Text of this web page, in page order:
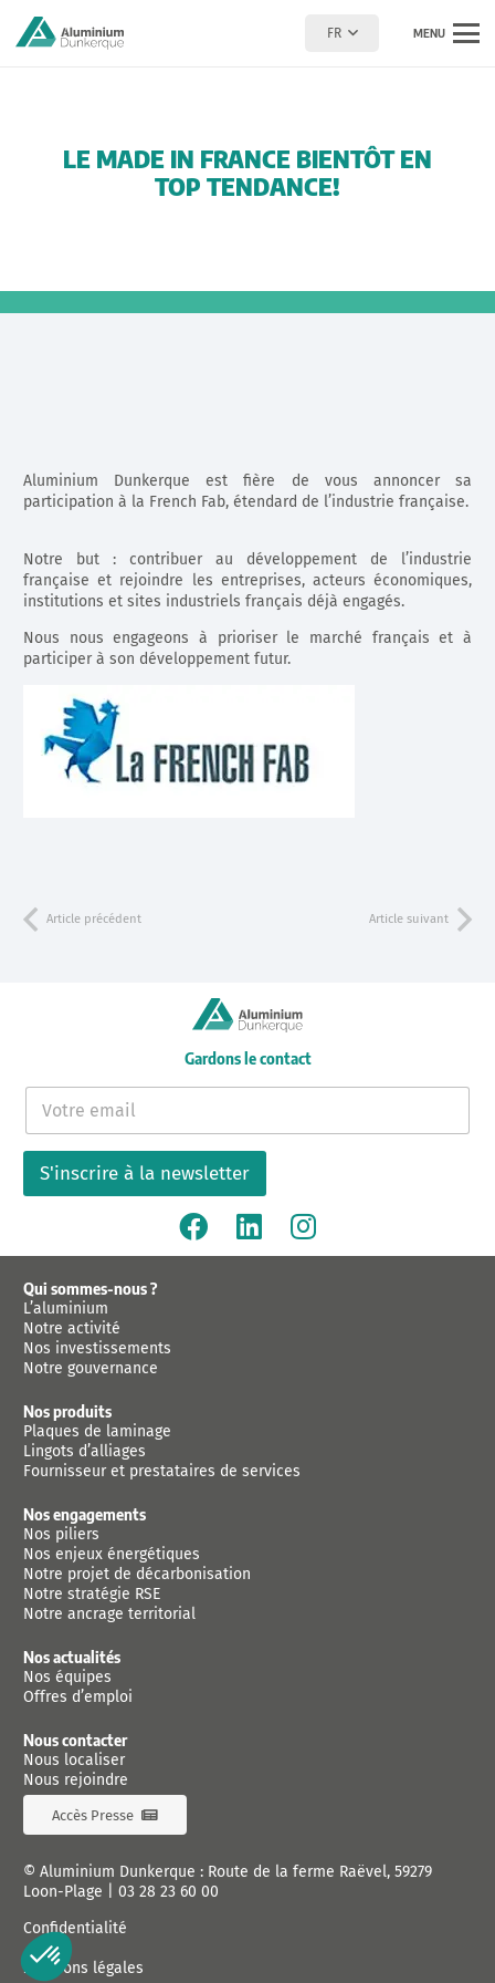
FR MENU
LE MADE IN FRANCE BIENTÔT EN
TOP TENDANCE!
Aluminium Dunkerque est fière de vous annoncer sa
participation à la French Fab, étendard de l’industrie française.
Notre but : contribuer au développement de l’industrie
française et rejoindre les entreprises, acteurs économiques,
institutions et sites industriels français déjà engagés.
Nous nous engageons à prioriser le marché français et à
participer à son développement futur.
Article précédent Article suivant
Gardons le contact
E
m
a
l
S'inscrire à la newsletter
Qui sommes-nous ?
L’aluminium
Notre activité
Nos investissements
Notre gouvernance
Nos produits
Plaques de laminage
Lingots d’alliages
Fournisseur et prestataires de services
Nos engagements
Nos piliers
Nos enjeux énergétiques
Notre projet de décarbonisation
Notre stratégie RSE
Notre ancrage territorial
Nos actualités
Nos équipes
Offres d’emploi
Nous contacter
Nous localiser
Nous rejoindre
Accès Presse
© Aluminium Dunkerque : Route de la ferme Raëvel, 59279
Loon-Plage | 03 28 23 60 00
Confidentialité
Mentions légales